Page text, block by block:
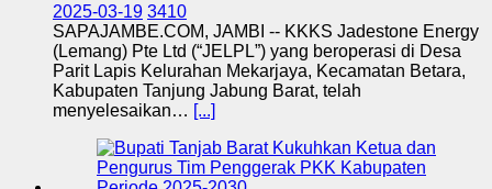
2025-03-19 3410
SAPAJAMBE.COM, JAMBI -- KKKS Jadestone Energy
(Lemang) Pte Ltd (“JELPL”) yang beroperasi di Desa
Parit Lapis Kelurahan Mekarjaya, Kecamatan Betara,
Kabupaten Tanjung Jabung Barat, telah
menyelesaikan… [...]